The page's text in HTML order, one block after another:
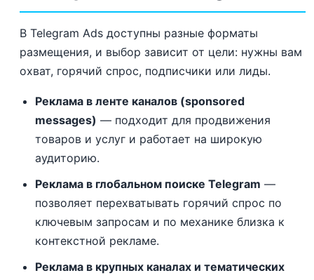
В Telegram Ads доступны разные форматы
размещения, и выбор зависит от цели: нужны вам
охват, горячий спрос, подписчики или лиды.
Реклама в ленте каналов (sponsored
messages) — подходит для продвижения
товаров и услуг и работает на широкую
аудиторию.
Реклама в глобальном поиске Telegram —
позволяет перехватывать горячий спрос по
ключевым запросам и по механике близка к
контекстной рекламе.
Реклама в крупных каналах и тематических